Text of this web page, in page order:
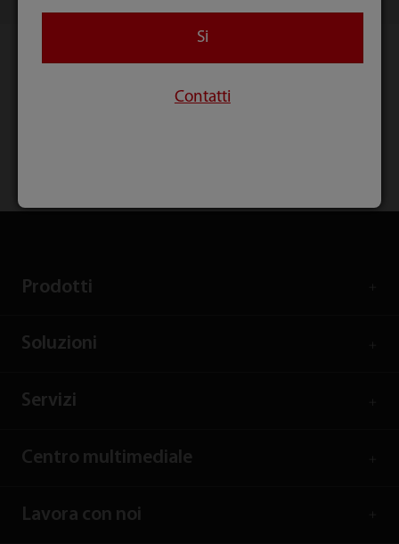
Prodotti
Soluzioni
Servizi
Centro multimediale
Lavora con noi
Si
Contatti